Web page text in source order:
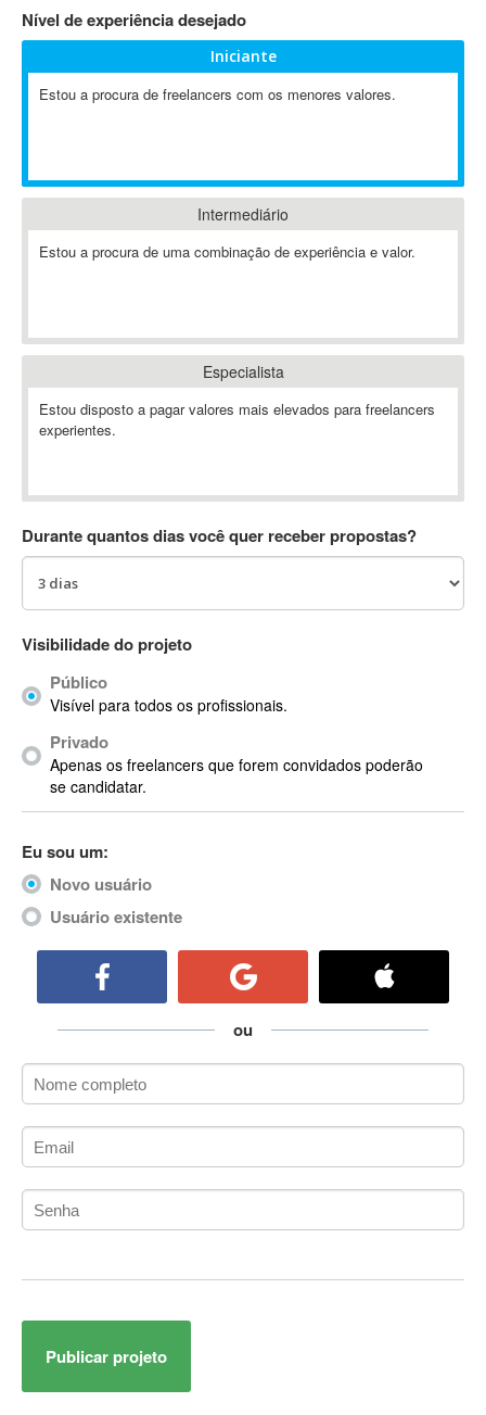
802.11
A&P
A2Billing
ABAP
ABBYY FineReader
Ableton Live
Abstract
Abstract Window Toolkit (AWT)
AC Drives
ACARS
AccountMate
Acrobat
Acrobat X
Acronis
ACT
ActionScript
ActionScript 3
Active Directory
ActiveX Data Objects (ADO)
ADK
Administração Acadêmica
Administração de Artistas e Repertórios
Administração de Banco de Dados
Administração de Redes
Administrador de Sistemas
Adobe After Effects
Adobe AIR
Nível de experiência desejado
Iniciante
Estou a procura de freelancers com os menores valores.
Intermediário
Estou a procura de uma combinação de experiência e valor.
Especialista
Estou disposto a pagar valores mais elevados para freelancers
experientes.
Durante quantos dias você quer receber propostas?
Visibilidade do projeto
Público
Visível para todos os profissionais.
Privado
Apenas os freelancers que forem convidados poderão
se candidatar.
Eu sou um:
Novo usuário
Usuário existente
ou
Publicar projeto